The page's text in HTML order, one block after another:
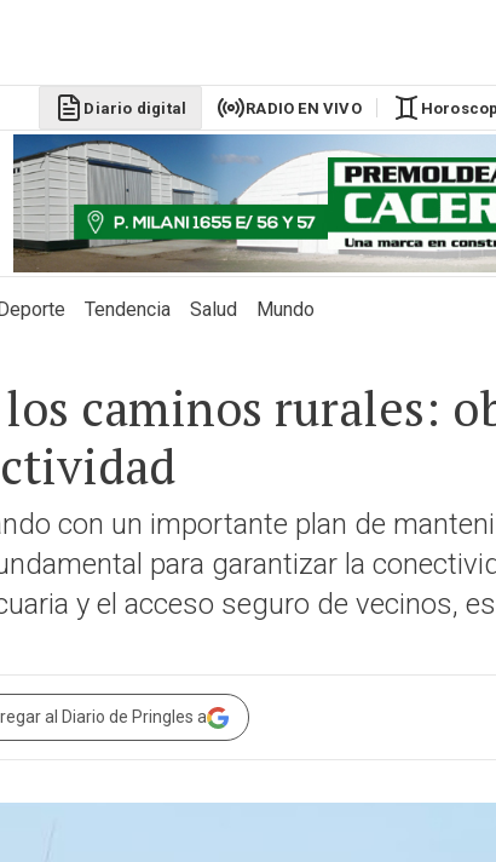
Diario digital RADIO EN VIVO
Tendencia Salud Mundo
caminos rurales:
con un importante plan de
para garantizar la
y el acceso seguro de vecinos,
al Diario de Pringles a